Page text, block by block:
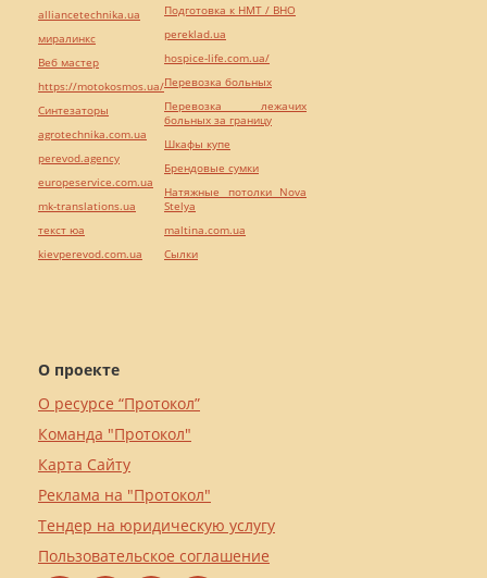
О проекте
О ресурсе “Протокол”
Команда "Протокол"
Карта Сайту
Реклама на "Протокол"
Тендер на юридическую услугу
Пользовательское соглашение
alliancetechnika.ua
миралинкс
Веб мастер
https://motokosmos.ua/
Синтезаторы
agrotechnika.com.ua
perevod.agency
europeservice.com.ua
mk-translations.ua
текст юа
kievperevod.com.ua
Подготовка к НМТ / ВНО
pereklad.ua
hospice-life.com.ua/
Перевозка больных
Перевозка лежачих
больных за границу
Шкафы купе
Брендовые сумки
Натяжные потолки Nova
Stelya
maltina.com.ua
Cылки